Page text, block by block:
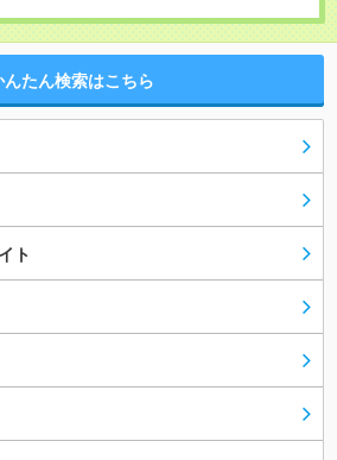
んたん検索はこちら
ト